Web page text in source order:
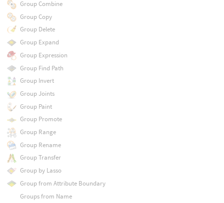
Group Combine
Group Copy
Group Delete
Group Expand
Group Expression
Group Find Path
Group Invert
Group Joints
Group Paint
Group Promote
Group Range
Group Rename
Group Transfer
Group by Lasso
Group from Attribute Boundary
Groups from Name